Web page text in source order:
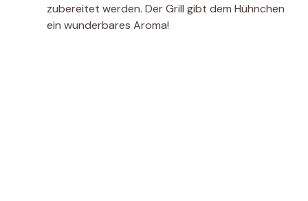
zubereitet werden. Der Grill gibt dem Hühnchen
ein wunderbares Aroma!